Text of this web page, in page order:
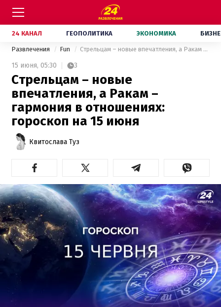
24 КАНАЛ ГЕОПОЛИТИКА ЭКОНОМИКА
Развлечения Fun Стрельцам – новые впечатления, а Ракам – гармония в отношениях: гороскоп на 15 июня
15 июня, 05:30 3
Стрельцам – новые
впечатления, а Ракам –
гармония в отношениях:
гороскоп на 15 июня
Квитослава Туз